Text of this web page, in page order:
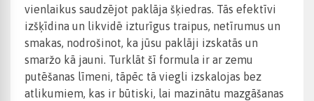
vienlaikus saudzējot paklāja šķiedras. Tās efektīvi
izšķīdina un likvidē izturīgus traipus, netīrumus un
smakas, nodrošinot, ka jūsu paklāji izskatās un
smaržo kā jauni. Turklāt šī formula ir ar zemu
putēšanas līmeni, tāpēc tā viegli izskalojas bez
atlikumiem, kas ir būtiski, lai mazinātu mazgāšanas